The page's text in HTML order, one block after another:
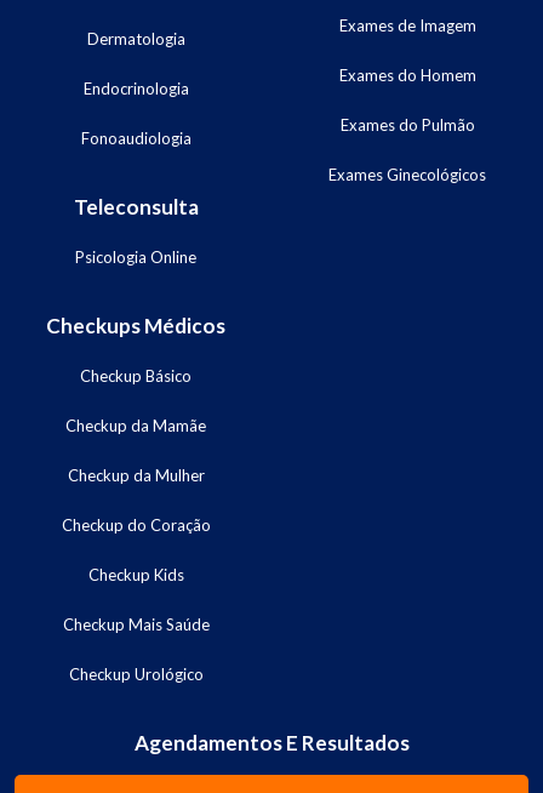
Dermatologia
Endocrinologia
Fonoaudiologia
Teleconsulta
Psicologia Online
Exames de Imagem
Exames do Homem
Exames do Pulmão
Exames Ginecológicos
Checkups Médicos
Checkup Básico
Checkup da Mamãe
Checkup da Mulher
Checkup do Coração
Checkup Kids
Checkup Mais Saúde
Checkup Urológico
Agendamentos E Resultados